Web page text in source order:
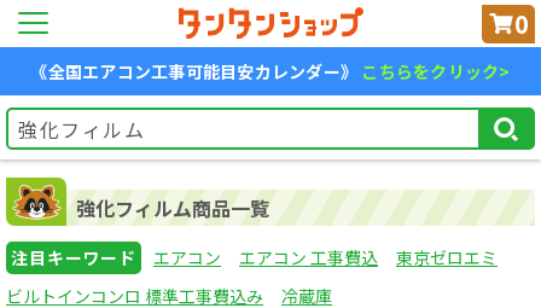
0
《全国エアコン工事可能目安カレンダー》 こちらをクリック>
強化フィルム商品一覧
注目キーワード エアコン エアコン 工事費込
東京ゼロエミ
ビルトインコンロ 標準工事費込み
冷蔵庫